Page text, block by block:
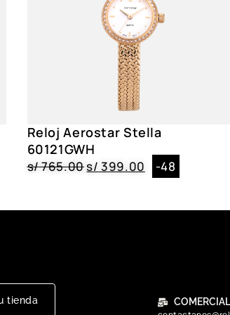
Reloj Aerostar Stella
60121GWH
s/765.00s/ 399.00 -48
tienda